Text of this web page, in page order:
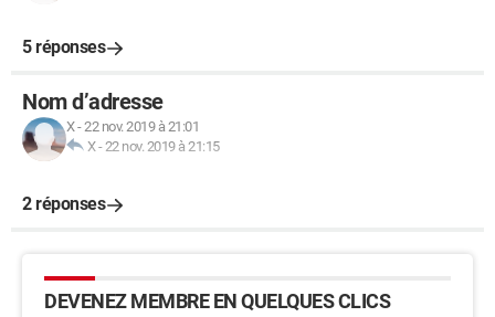
5 réponses
Nom d’adresse
X-22 nov. 2019 à 21:01
X-22 nov. 2019 à 21:15
2 réponses
DEVENEZ MEMBRE EN QUELQUES CLICS